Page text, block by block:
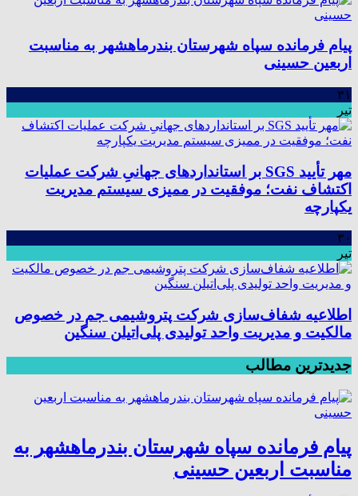
پیام فرمانده سپاه شهرستان بندرماهشهر به مناسبت
اربعین حسینی
۳۱
تیر
مهر تأیید SGS بر استانداردهای جهانیِ شرکت عملیات
اکتشاف نفت؛ موفقیت در ممیزی سیستم مدیریت
یکپارچه
۳۰
تیر
اطلاعیه شفاف‌سازی شرکت پتروشیمی جم در خصوص
مالکیت و مدیریت واحد تولیدی پلی‌اتیلن سنگین
جدیدترین مطالب
پیام فرمانده سپاه شهرستان بندرماهشهر به
مناسبت اربعین حسینی